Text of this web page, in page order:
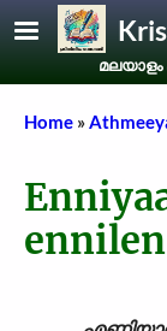
Skip to main
Home